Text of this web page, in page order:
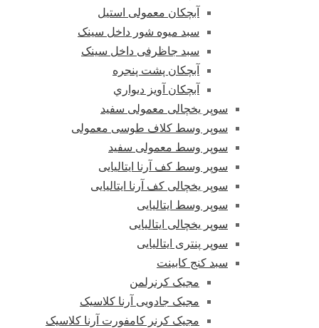
آبچکان معمولی استیل
سبد میوه شور داخل سینک
سبد جاظرفی داخل سینک
آبچکان پشت پنجره
آبچکان آویز دیواري
سوپر یخچالی معمولی سفید
سوپر وسط کلاف طوسی معمولی
سوپر وسط معمولی سفید
سوپر وسط کف آرنا ایتالیایی
سوپر یخچالی کف آرنا ایتالیایی
سوپر وسط ایتالیایی
سوپر یخچالی ایتالیایی
سوپر پنتری ایتالیایی
سبد کنج کابینت
مجیک کرنرلمن
مجیک جادویی آرنا کلاسیک
مجیک کرنر کامفورت آرنا کلاسیک